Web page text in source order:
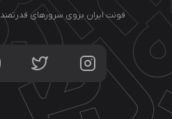
فونت ایران بروی سرورهای قدرتمند